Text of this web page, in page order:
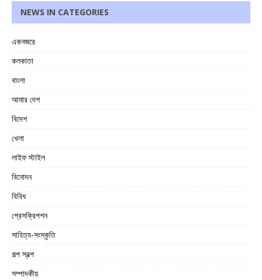
NEWS IN CATEGORIES
একনজরে
কলকাতা
বাংলা
আমার দেশ
বিদেশ
খেলা
লাইফ স্টাইল
বিনোদন
বিবিধ
প্রেসক্রিপশন
সাহিত্য-সংস্কৃতি
গল্প স্বল্প
সম্পাদকীয়